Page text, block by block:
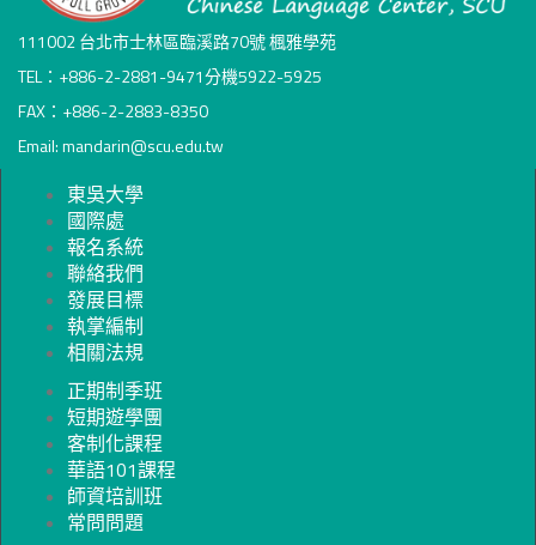
111002 台北市士林區臨溪路70號 楓雅學苑
TEL：+886-2-2881-9471分機5922-5925
FAX：+886-2-2883-8350
Email: mandarin@scu.edu.tw
東吳大學
國際處
報名系統
聯絡我們
發展目標
執掌編制
相關法規
正期制季班
短期遊學團
客制化課程
華語101課程
師資培訓班
常問問題